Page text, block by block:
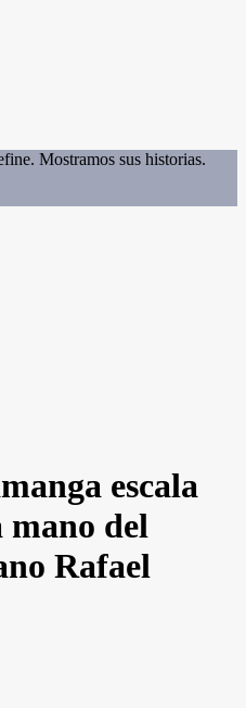
Mostramos sus historias.
escala
mano del
Rafael